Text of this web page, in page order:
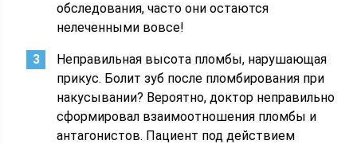
обследования, часто они остаются
нелеченными вовсе!
Неправильная высота пломбы, нарушающая
прикус. Болит зуб после пломбирования при
накусывании? Вероятно, доктор неправильно
сформировал взаимоотношения пломбы и
антагонистов. Пациент под действием